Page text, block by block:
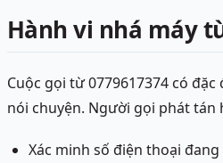
Hành vi nhá máy
Cuộc gọi từ 0779617374 có
nói chuyện. Người gọi phát tán
Xác minh số điện thoại